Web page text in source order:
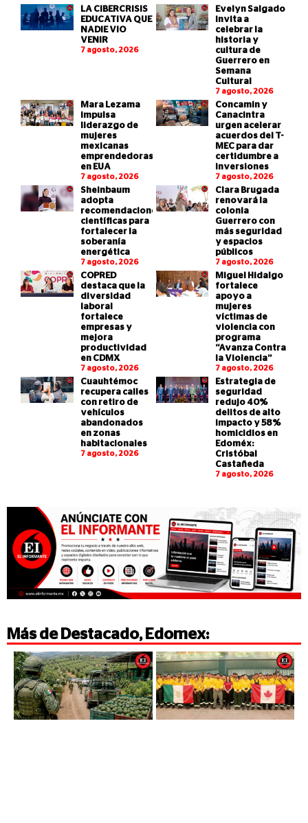
LA CIBERCRISIS
EDUCATIVA QUE
NADIE VIO
VENIR
7 agosto, 2026
Evelyn Salgado
invita a
celebrar la
historia y
cultura de
Guerrero en
Semana
Cultural
7 agosto, 2026
Mara Lezama
impulsa
liderazgo de
mujeres
mexicanas
emprendedoras
en EUA
7 agosto, 2026
Concamin y
Canacintra
urgen acelerar
acuerdos del T-
MEC para dar
certidumbre a
inversiones
7 agosto, 2026
Sheinbaum
adopta
recomendaciones
científicas para
fortalecer la
soberanía
energética
7 agosto, 2026
Clara Brugada
renovará la
colonia
Guerrero con
más seguridad
y espacios
públicos
7 agosto, 2026
COPRED
destaca que la
diversidad
laboral
fortalece
empresas y
mejora
productividad
en CDMX
7 agosto, 2026
Miguel Hidalgo
fortalece
apoyo a
mujeres
víctimas de
violencia con
programa
“Avanza Contra
la Violencia”
7 agosto, 2026
Cuauhtémoc
recupera calles
con retiro de
vehículos
abandonados
en zonas
habitacionales
7 agosto, 2026
Estrategia de
seguridad
redujo 40%
delitos de alto
impacto y 58%
homicidios en
Edoméx:
Cristóbal
Castañeda
7 agosto, 2026
Más de Destacado, Edomex: